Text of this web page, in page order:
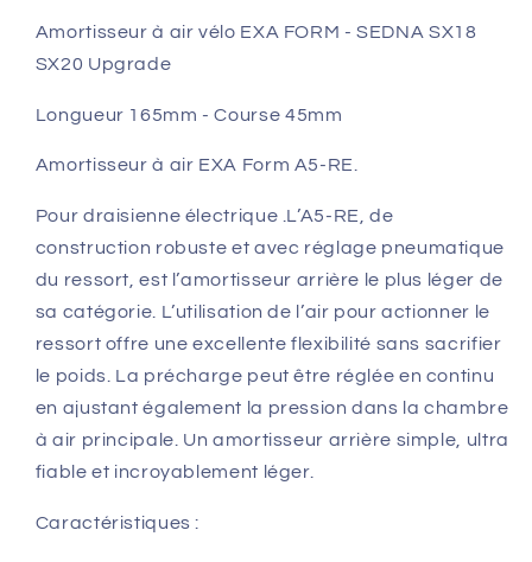
165
-
-
SEDNA
SX18
165
-
SX18
Amortisseur à air vélo EXA FORM - SEDNA SX18
SX20 Upgrade
Longueur 165mm - Course 45mm
Amortisseur à air EXA Form A5-RE.
Pour draisienne électrique .L’A5-RE, de
construction robuste et avec réglage pneumatique
du ressort, est l’amortisseur arrière le plus léger de
sa catégorie. L’utilisation de l’air pour actionner le
ressort offre une excellente flexibilité sans sacrifier
le poids. La précharge peut être réglée en continu
en ajustant également la pression dans la chambre
à air principale. Un amortisseur arrière simple, ultra
fiable et incroyablement léger.
Caractéristiques :